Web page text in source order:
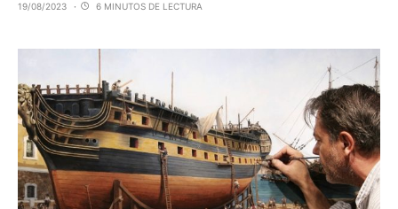
19/08/2023 6 MINUTOS DE LECTURA